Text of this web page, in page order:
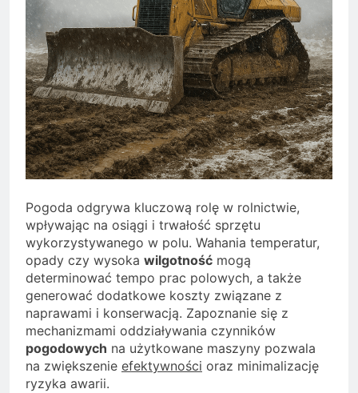
Pogoda odgrywa kluczową rolę w rolnictwie,
wpływając na osiągi i trwałość sprzętu
wykorzystywanego w polu. Wahania temperatur,
opady czy wysoka wilgotność mogą
determinować tempo prac polowych, a także
generować dodatkowe koszty związane z
naprawami i konserwacją. Zapoznanie się z
mechanizmami oddziaływania czynników
pogodowych na użytkowane maszyny pozwala
na zwiększenie efektywności oraz minimalizację
ryzyka awarii.